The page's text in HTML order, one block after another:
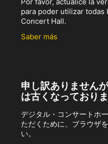
para poder utilizar
Concert Hall.
Saber más
申し訳ありません
は古くなっており
デジタル・コンサートホ
ただくために、ブラウザ
い。